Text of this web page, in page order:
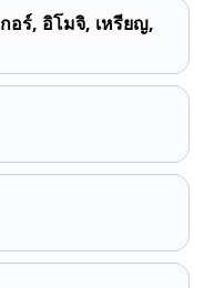
อร์, อิโมจิ, เหรียญ,